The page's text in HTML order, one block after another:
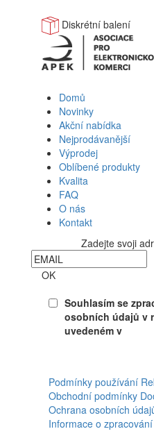
Diskrétní balení
Domů
Novinky
Akční nabídka
Nejprodávanější
Výprodej
Oblíbené produkty
Kvalita
FAQ
O nás
Kontakt
Zadejte svoji
OK
Souhlasím se
osobních údajů v
uvedeném v
Podmínky používání
Obchodní podmínky
Ochrana osobních
Informace o